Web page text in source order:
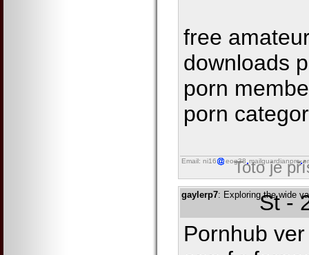
free
downloads
porn
porn
Email: ni16 eog38 mailguardianpro
Toto je
gaylerp7: Exploring the wide
St -
Pornhub